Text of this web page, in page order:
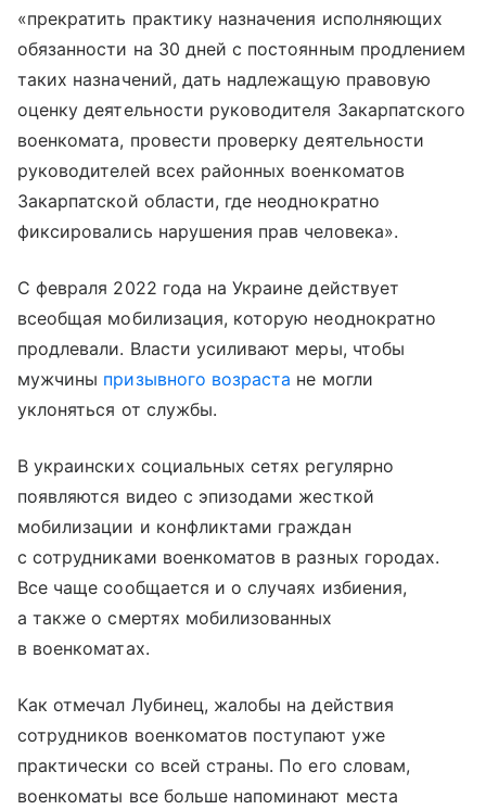
«прекратить практику назначения исполняющих
обязанности на 30 дней с постоянным продлением
таких назначений, дать надлежащую правовую
оценку деятельности руководителя Закарпатского
военкомата, провести проверку деятельности
руководителей всех районных военкоматов
Закарпатской области, где неоднократно
фиксировались нарушения прав человека».
С февраля 2022 года на Украине действует
всеобщая мобилизация, которую неоднократно
продлевали. Власти усиливают меры, чтобы
мужчины призывного возраста не могли
уклоняться от службы.
В украинских социальных сетях регулярно
появляются видео с эпизодами жесткой
мобилизации и конфликтами граждан
с сотрудниками военкоматов в разных городах.
Все чаще сообщается и о случаях избиения,
а также о смертях мобилизованных
в военкоматах.
Как отмечал Лубинец, жалобы на действия
сотрудников военкоматов поступают уже
практически со всей страны. По его словам,
военкоматы все больше напоминают места